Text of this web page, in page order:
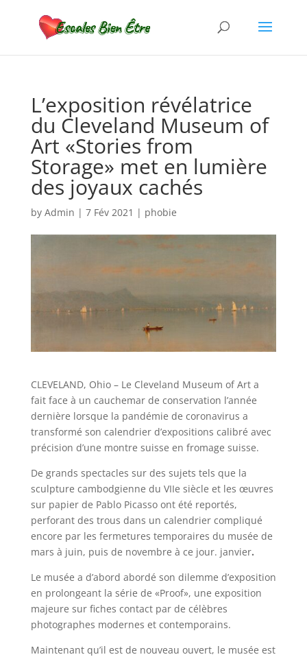
L’exposition révélatrice
du Cleveland Museum of
Art «Stories from
Storage» met en lumière
des joyaux cachés
by Admin | 7 Fév 2021 | phobie
CLEVELAND, Ohio – Le Cleveland Museum of Art a
fait face à un cauchemar de conservation l’année
dernière lorsque la pandémie de coronavirus a
transformé son calendrier d’expositions calibré avec
précision d’une montre suisse en fromage suisse.
De grands spectacles sur des sujets tels que la
sculpture cambodgienne du VIIe siècle et les œuvres
sur papier de Pablo Picasso ont été reportés,
perforant des trous dans un calendrier compliqué
encore par les fermetures temporaires du musée de
mars à juin, puis de novembre à ce jour. janvier.
Le musée a d’abord abordé son dilemme d’exposition
en prolongeant la série de «Proof», une exposition
majeure sur fiches contact par de célèbres
photographes modernes et contemporains.
Maintenant qu’il est de nouveau ouvert, le musée est